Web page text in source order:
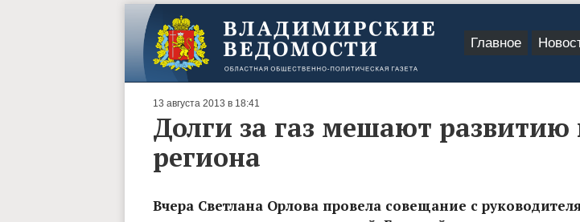
Главное
13 августа 2013 в 18:41
Долги за газ мешают развитию
региона
Вчера Светлана Орлова провела совещание с